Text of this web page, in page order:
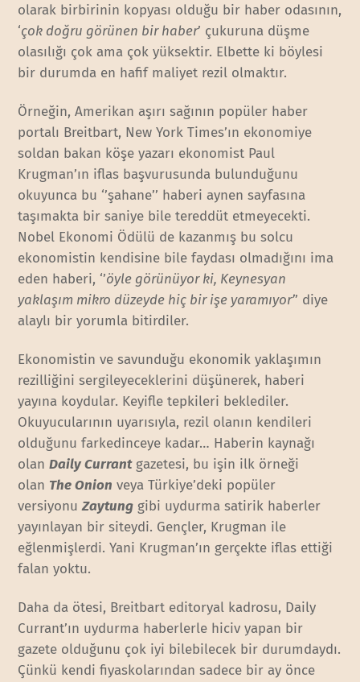
olarak birbirinin kopyası olduğu bir haber odasının,
‘çok doğru görünen bir haber’ çukuruna düşme
olasılığı çok ama çok yüksektir. Elbette ki böylesi
bir durumda en hafif maliyet rezil olmaktır.
Örneğin, Amerikan aşırı sağının popüler haber
portalı Breitbart, New York Times’ın ekonomiye
soldan bakan köşe yazarı ekonomist Paul
Krugman’ın iflas başvurusunda bulunduğunu
okuyunca bu ‘’şahane’’ haberi aynen sayfasına
taşımakta bir saniye bile tereddüt etmeyecekti.
Nobel Ekonomi Ödülü de kazanmış bu solcu
ekonomistin kendisine bile faydası olmadığını ima
eden haberi, ‘’öyle görünüyor ki, Keynesyan
yaklaşım mikro düzeyde hiç bir işe yaramıyor’’ diye
alaylı bir yorumla bitirdiler.
Ekonomistin ve savunduğu ekonomik yaklaşımın
rezilliğini sergileyeceklerini düşünerek, haberi
yayına koydular. Keyifle tepkileri beklediler.
Okuyucularının uyarısıyla, rezil olanın kendileri
olduğunu farkedinceye kadar… Haberin kaynağı
olanDaily Currantgazetesi, bu işin ilk örneği
olan The Onion veya Türkiye’deki popüler
versiyonuZaytung gibi uydurma satirik haberler
yayınlayan bir siteydi. Gençler, Krugman ile
eğlenmişlerdi. Yani Krugman’ın gerçekte iflas ettiği
falan yoktu.
Daha da ötesi, Breitbart editoryal kadrosu, Daily
Currant’ın uydurma haberlerle hiciv yapan bir
gazete olduğunu çok iyi bilebilecek bir durumdaydı.
Çünkü kendi fiyaskolarından sadece bir ay önce